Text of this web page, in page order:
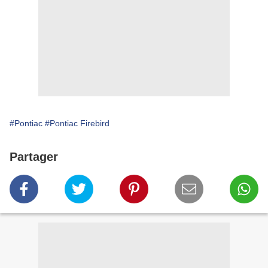
#Pontiac #Pontiac Firebird
Partager